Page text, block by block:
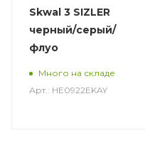
Skwal 3 SIZLER
черный/серый/
флуо
Много на складе
Арт.: HE0922EKAY